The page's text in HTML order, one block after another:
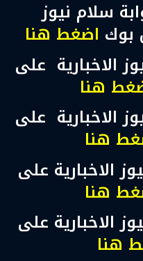
سلام نيوز
بوك اضغط هنا
الاخبارية على
هنا
الاخبارية على
هنا
الاخبارية على
هنا
الاخبارية على
هنا